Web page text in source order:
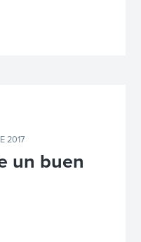
2017
un buen